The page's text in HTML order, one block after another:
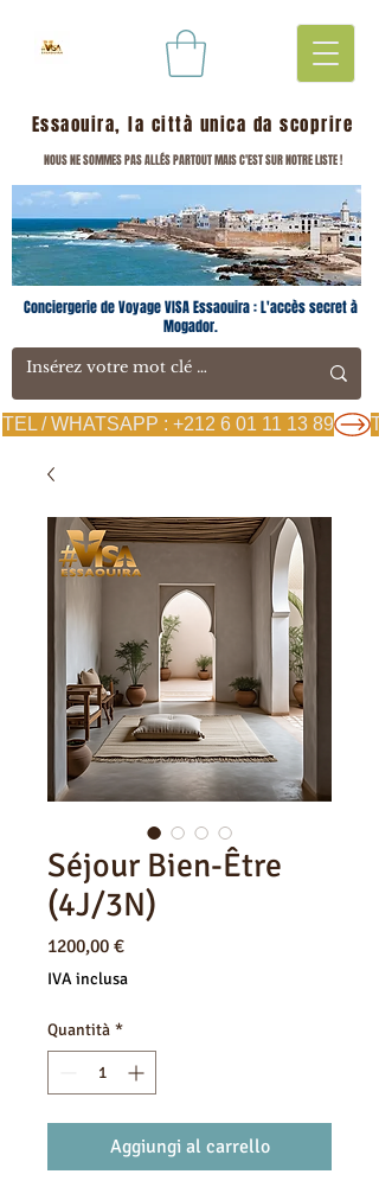
Essaouira, la città unica da scoprire
NOUS NE SOMMES PAS ALLÉS PARTOUT MAIS C'EST SUR NOTRE LISTE !
TEL / WHATSAPP : +212 6 01 11 13 89
Conciergerie de Voyage VISA Essaouira : L'accès secret à
Mogador.
Séjour Bien-Être
(4J/3N)
1200,00 €Prezzo
IVA inclusa
Quantità *
Aggiungi al carrello